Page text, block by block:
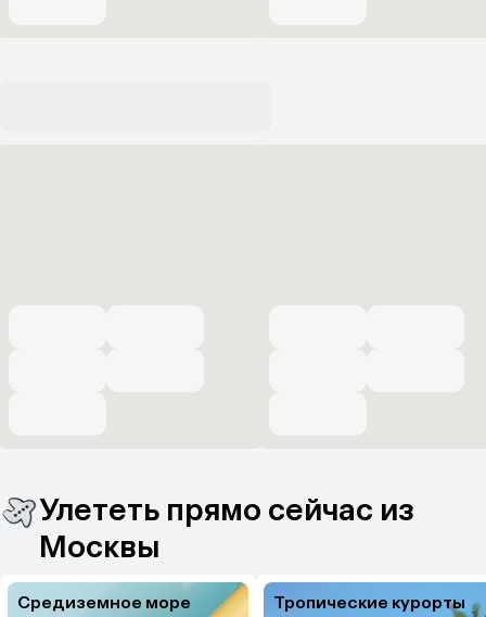
Улететь прямо сейчас из
Москвы
Средиземное море Тропические курорты